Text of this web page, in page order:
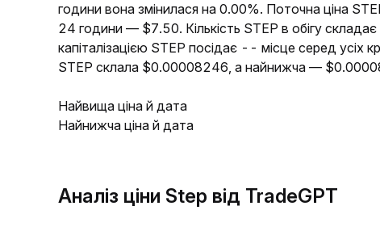
години вона змінилася на 0.00%. Поточна ціна
24 години — $7.50. Кількість STEP в обігу
капіталізацією STEP посідає -- місце серед усіх
STEP склала $0.00008246, а найнижча —
Найвища ціна й дата
Найнижча ціна й дата
Аналіз ціни Step від TradeGPT